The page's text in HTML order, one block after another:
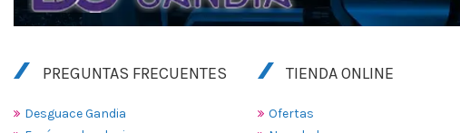
PREGUNTAS FRECUENTES
Desguace Gandia
TIENDA ONLINE
Ofertas